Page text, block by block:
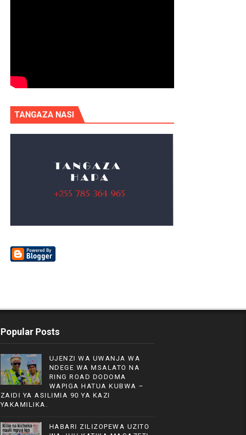
TANGAZA NASI
Popular Posts
UJENZI WA UWANJA WA
NDEGE WA MSALATO NA
RING ROAD DODOMA
WAPIGA HATUA KUBWA –
ZAIDI YA ASILIMIA 90 YA KAZI
YAKAMILIKA.
HABARI ZILIZOPEWA UZITO